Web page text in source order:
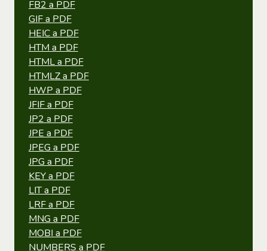
FB2 a PDF
GIF a PDF
HEIC a PDF
HTM a PDF
HTML a PDF
HTMLZ a PDF
HWP a PDF
JFIF a PDF
JP2 a PDF
JPE a PDF
JPEG a PDF
JPG a PDF
KEY a PDF
LIT a PDF
LRF a PDF
MNG a PDF
MOBI a PDF
NUMBERS a PDF